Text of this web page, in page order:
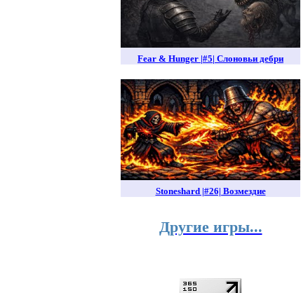
Fear & Hunger |#5| Слоновьи дебри
Stoneshard |#26| Возмездие
Другие игры...